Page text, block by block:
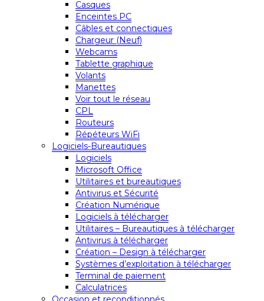
Casques
Enceintes PC
Câbles et connectiques
Chargeur (Neuf)
Webcams
Tablette graphique
Volants
Manettes
Voir tout le réseau
CPL
Routeurs
Répéteurs WiFi
Logiciels-Bureautiques
Logiciels
Microsoft Office
Utilitaires et bureautiques
Antivirus et Sécurité
Création Numérique
Logiciels à télécharger
Utilitaires – Bureautiques à télécharger
Antivirus à télécharger
Création – Design à télécharger
Systèmes d’exploitation à télécharger
Terminal de paiement
Calculatrices